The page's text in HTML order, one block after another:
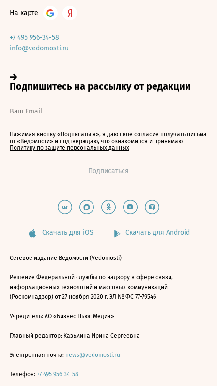
На карте
+7 495 956-34-58
info@vedomosti.ru
Нажимая кнопку «Подписаться», я даю свое согласие получать письма
от «Ведомости» и подтверждаю, что ознакомился и принимаю
Политику по защите персональных данных
Скачать для iOS Скачать для Android
Сетевое издание Ведомости (Vedomosti)
Решение Федеральной службы по надзору в сфере связи,
информационных технологий и массовых коммуникаций
(Роскомнадзор) от 27 ноября 2020 г. ЭЛ № ФС 77-79546
Учредитель: АО «Бизнес Ньюс Медиа»
Главный редактор: Казьмина Ирина Сергеевна
Электронная почта: news@vedomosti.ru
Телефон: +7 495 956-34-58